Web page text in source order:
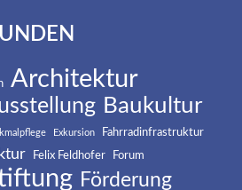
Architektur
Baukultur
Exkursion Fahrradinfrastruktur
Felix Feldhofer Forum
Förderung